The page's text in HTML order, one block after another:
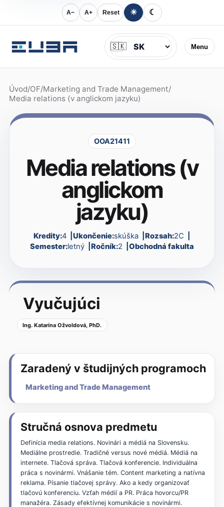
A− A+ Reset ☀ ☾
Menu
Jazyk
🇸🇰
Úvod/OF/Marketing and Trade Management/
Media relations (v anglickom jazyku)
OOA21411
Media relations (v
anglickom
jazyku)
Kredity:4 Ukončenie:skúška Rozsah:2C
Semester:letný Ročník:2 Obchodná fakulta
Vyučujúci
Ing. Katarína Ožvoldová, PhD.
Zaradený v študijných programoch
Marketing and Trade Management
Stručná osnova predmetu
Definícia media relations. Novinári a médiá na Slovensku.
Mediálne prostredie. Tradičné versus nové médiá. Médiá na
internete. Tlačová správa. Tlačová konferencie. Individuálna
práca s novinármi. Vnášanie tém. Content marketing a natívna
reklama. Písanie tlačovej správy. Ako a kedy organizovať
tlačovú konferenciu. Vzťah médií a PR. Práca hovorcu/PR
manažéra. Zásady efektívnej komunikácie s novinármi.